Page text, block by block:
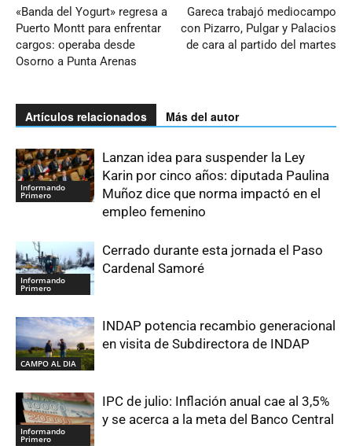
«Banda del Yogurt» regresa a
Puerto Montt para enfrentar
cargos: operaba desde
Osorno a Punta Arenas
Gareca trabajó mediocampo
con Pizarro, Pulgar y Palacios
de cara al partido del martes
Artículos relacionados Más del autor
Informando
Primero
Lanzan idea para suspender la Ley
Karin por cinco años: diputada Paulina
Muñoz dice que norma impactó en el
empleo femenino
Informando
Primero
Cerrado durante esta jornada el Paso
Cardenal Samoré
CAMPO AL DIA
INDAP potencia recambio generacional
en visita de Subdirectora de INDAP
Informando
Primero
IPC de julio: Inflación anual cae al 3,5%
y se acerca a la meta del Banco Central